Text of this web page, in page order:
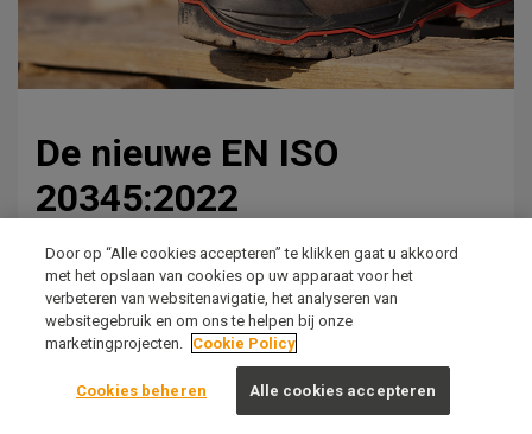
De nieuwe EN ISO
20345:2022
28 juni 2023
Door op “Alle cookies accepteren” te klikken gaat u akkoord
met het opslaan van cookies op uw apparaat voor het
verbeteren van websitenavigatie, het analyseren van
websitegebruik en om ons te helpen bij onze
marketingprojecten. Cookie Policy
Cookies beheren Alle cookies accepteren